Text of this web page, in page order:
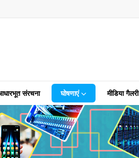
संरचना घोषणाएं मीडिया गैलरी